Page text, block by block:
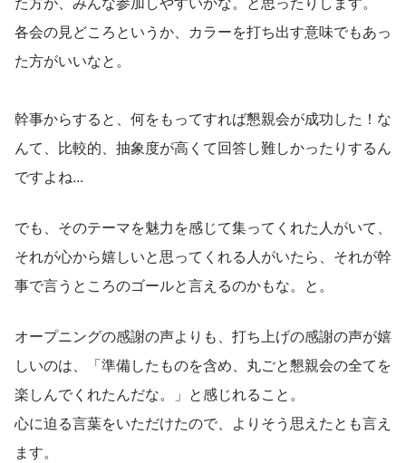
各会の見どころというか、カラーを打ち出す意味でもあっ
た方がいいなと。
幹事からすると、何をもってすれば懇親会が成功した！な
んて、比較的、抽象度が高くて回答し難しかったりするん
ですよね...
でも、そのテーマを魅力を感じて集ってくれた人がいて、
それが心から嬉しいと思ってくれる人がいたら、それが幹
事で言うところのゴールと言えるのかもな。と。
オープニングの感謝の声よりも、打ち上げの感謝の声が嬉
しいのは、「準備したものを含め、丸ごと懇親会の全てを
楽しんでくれたんだな。」と感じれること。
心に迫る言葉をいただけたので、よりそう思えたとも言え
ます。